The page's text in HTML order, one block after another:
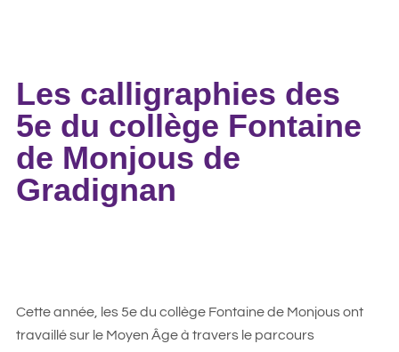
Les calligraphies des
5e du collège Fontaine
de Monjous de
Gradignan
Cette année, les 5e du collège Fontaine de Monjous ont
travaillé sur le Moyen Âge à travers le parcours